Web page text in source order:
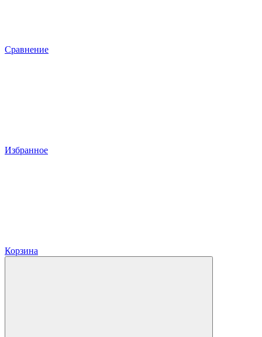
Сравнение
Избранное
Корзина